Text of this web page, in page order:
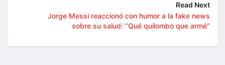
Read Next
Jorge Messi reaccionó con humor a la fake news
sobre su salud: “Qué quilombo que armé”